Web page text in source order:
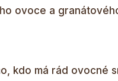
ovoce a
kdo má rád ovocné